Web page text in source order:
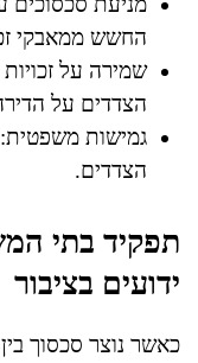
החשש ממאבקי
שמירה על
הצדדים על
גמישות
הצדדים.
תפקיד בתי
ידועים בציבור
כאשר נוצר סכסוך